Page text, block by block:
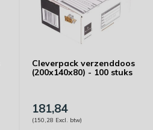
Cleverpack verzenddoos
(200x140x80) - 100 stuks
181,84
(150,28 Excl. btw)